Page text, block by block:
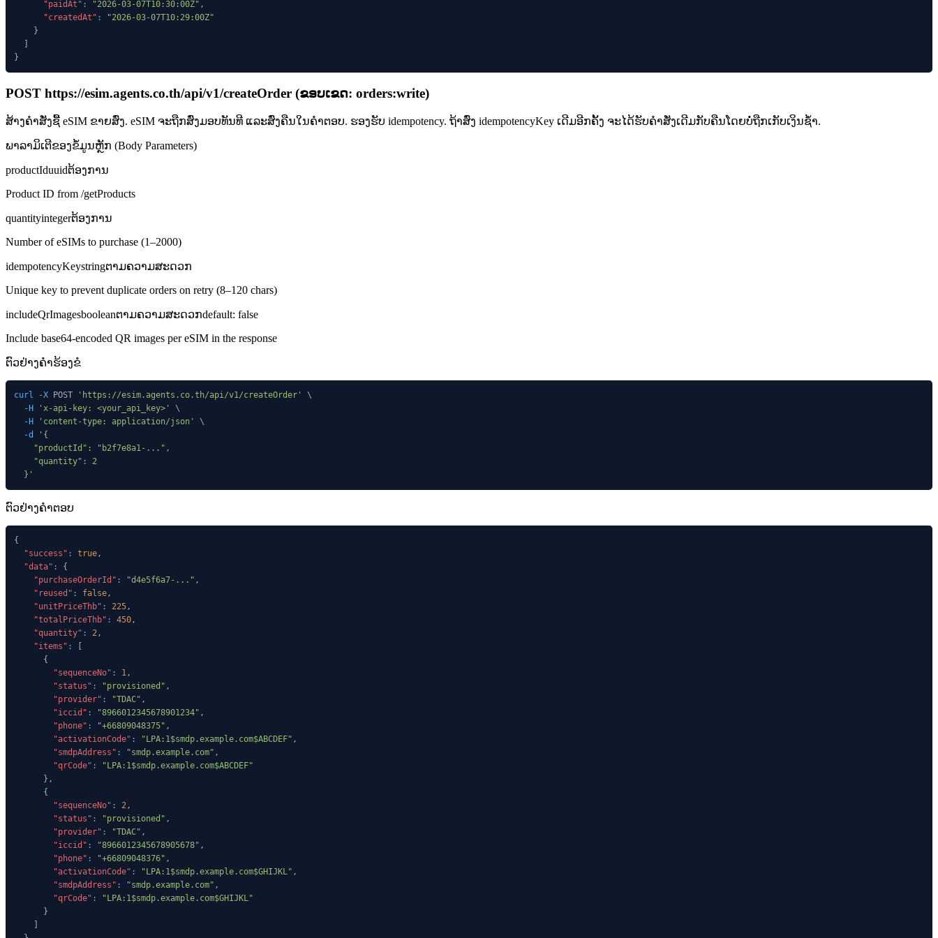
"paidAt" : "2026-03-07T10:30:00Z" ,
"createdAt" :
"2026-03-07T10:29:00Z"
}
}
POST https://esim.agents.co.th/api/v1/createOrder (ຂອບເຂດ: orders:write)
ສ້າງຄໍາສັ່ງຊື້ eSIM ຂາຍສົ່ງ. eSIM ຈະຖືກສົ່ງມອບທັນທີ ແລະສົ່ງຄືນໃນຄໍາຕອບ. ຮອງຮັບ idempotency. ຖ້າສົ່ງ idempotencyKey ເດີມອີກຄັ້ງ ຈະໄດ້ຮັບຄໍາສັ່ງເດີມກັບຄືນໂດຍບໍ່ຖືກເກັບເງິນຊ້ໍາ.
ພາລາມິເຕີຂອງຂໍ້ມູນຫຼັກ (Body Parameters)
productIduuidຕ້ອງການ
Product ID from /getProducts
quantityintegerຕ້ອງການ
Number of eSIMs to purchase (1–2000)
idempotencyKeystringຕາມຄວາມສະດວກ
Unique key to prevent duplicate orders on retry (8–120 chars)
includeQrImagesbooleanຕາມຄວາມສະດວກdefault: false
Include base64-encoded QR images per eSIM in the response
ຕົວຢ່າງຄໍາຮ້ອງຂໍ
curl -X POST 'https://esim.agents.co.th/api/v1/createOrder'
\
-H
'x-api-key: <your_api_key>'
\
-H
'content-type: application/json'
\
-d
  }'
ຕົວຢ່າງຄໍາຕອບ
{
"success" : true ,
"data" :
{
"purchaseOrderId" : "d4e5f6a7-..." ,
"reused" : false ,
"unitPriceThb" : 225 ,
"totalPriceThb" : 450 ,
"quantity" : 2 ,
"items" :
[
{
"sequenceNo" : 1 ,
"status" : "provisioned" ,
"provider" : "TDAC" ,
"iccid" : "8966012345678901234" ,
"phone" : "+66809048375" ,
"activationCode" : "LPA:1$smdp.example.com$ABCDEF" ,
"smdpAddress" : "smdp.example.com" ,
"qrCode" :
"LPA:1$smdp.example.com$ABCDEF"
} ,
{
"sequenceNo" : 2 ,
"status" : "provisioned" ,
"provider" : "TDAC" ,
"iccid" : "8966012345678905678" ,
"phone" : "+66809048376" ,
"activationCode" : "LPA:1$smdp.example.com$GHIJKL" ,
"smdpAddress" : "smdp.example.com" ,
"qrCode" :
"LPA:1$smdp.example.com$GHIJKL"
}
]